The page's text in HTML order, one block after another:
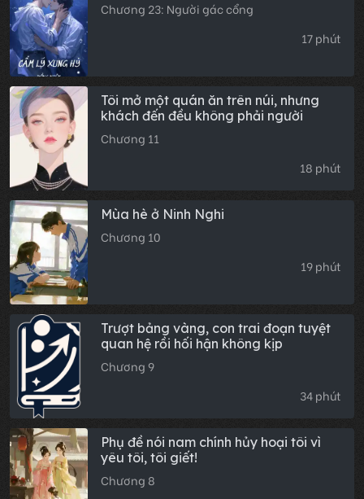
Chương 23: Người gác cổng
17 phút
Tôi mở một quán ăn trên núi, nhưng
khách đến đều không phải người
Chương 11
18 phút
Mùa hè ở Ninh Nghi
Chương 10
19 phút
Trượt bảng vàng, con trai đoạn tuyệt
quan hệ rồi hối hận không kịp
Chương 9
34 phút
Phụ đề nói nam chính hủy hoại tôi vì
yêu tôi, tôi giết!
Chương 8